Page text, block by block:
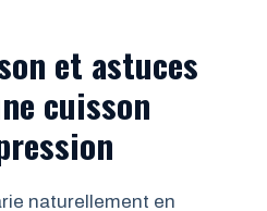
et astuces
cuisson
naturellement en